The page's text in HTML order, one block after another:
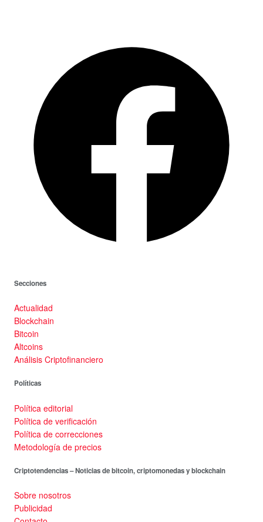
Secciones
Actualidad
Blockchain
Bitcoin
Altcoins
Análisis Criptofinanciero
Políticas
Política editorial
Política de verificación
Política de correcciones
Metodología de precios
Criptotendencias – Noticias de bitcoin, criptomonedas y blockchain
Sobre nosotros
Publicidad